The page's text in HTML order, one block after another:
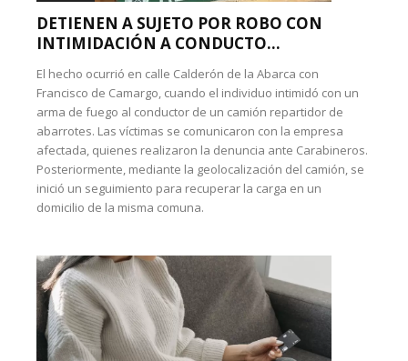
DETIENEN A SUJETO POR ROBO CON
INTIMIDACIÓN A CONDUCTO...
El hecho ocurrió en calle Calderón de la Abarca con
Francisco de Camargo, cuando el individuo intimidó con un
arma de fuego al conductor de un camión repartidor de
abarrotes. Las víctimas se comunicaron con la empresa
afectada, quienes realizaron la denuncia ante Carabineros.
Posteriormente, mediante la geolocalización del camión, se
inició un seguimiento para recuperar la carga en un
domicilio de la misma comuna.